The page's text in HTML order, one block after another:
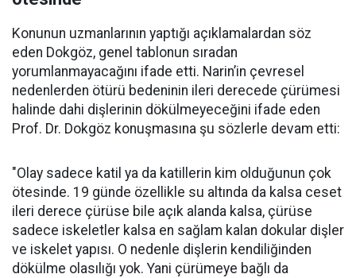
Konunun uzmanlarının yaptığı açıklamalardan söz
eden Dokgöz, genel tablonun sıradan
yorumlanmayacağını ifade etti. Narin’in çevresel
nedenlerden ötürü bedeninin ileri derecede çürümesi
halinde dahi dişlerinin dökülmeyeceğini ifade eden
Prof. Dr. Dokgöz konuşmasına şu sözlerle devam etti:
"Olay sadece katil ya da katillerin kim olduğunun çok
ötesinde. 19 günde özellikle su altında da kalsa ceset
ileri derece çürüse bile açık alanda kalsa, çürüse
sadece iskeletler kalsa en sağlam kalan dokular dişler
ve iskelet yapısı. O nedenle dişlerin kendiliğinden
dökülme olasılığı yok. Yani çürümeye bağlı da